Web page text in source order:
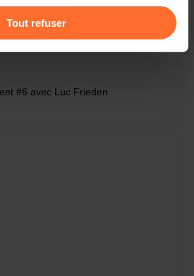
sur la manière dont
et sommes amenés à traiter
vous pouvez consulter notre
Tout refuser
#6 avec Luc Frieden